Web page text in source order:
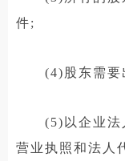
件;
(4)股东需要
(5)以企业法人
营业执照和法人